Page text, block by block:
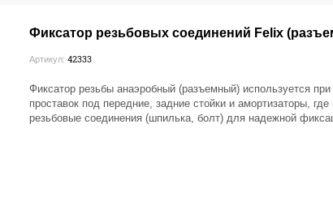
Фиксатор резьбовых соединений Felix
Артикул: 42333
Фиксатор резьбы анаэробный (разъемный) используется при
проставок под передние, задние стойки и амортизаторы,
резьбовые соединения (шпилька, болт) для надежной